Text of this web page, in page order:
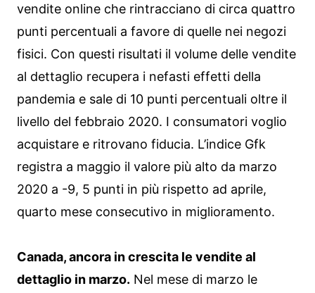
vendite online che rintracciano di circa quattro
punti percentuali a favore di quelle nei negozi
fisici. Con questi risultati il volume delle vendite
al dettaglio recupera i nefasti effetti della
pandemia e sale di 10 punti percentuali oltre il
livello del febbraio 2020. I consumatori voglio
acquistare e ritrovano fiducia. L’indice Gfk
registra a maggio il valore più alto da marzo
2020 a -9, 5 punti in più rispetto ad aprile,
quarto mese consecutivo in miglioramento.
Canada, ancora in crescita le vendite al
dettaglio in marzo. Nel mese di marzo le